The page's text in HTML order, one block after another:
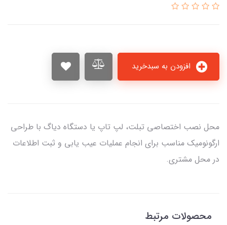
محل نصب اختصاصی تبلت، لپ تاپ یا دستگاه دیاگ با طراحی
ارگونومیک مناسب برای انجام عملیات عیب یابی و ثبت اطلاعات
در محل مشتری.
محصولات مرتبط